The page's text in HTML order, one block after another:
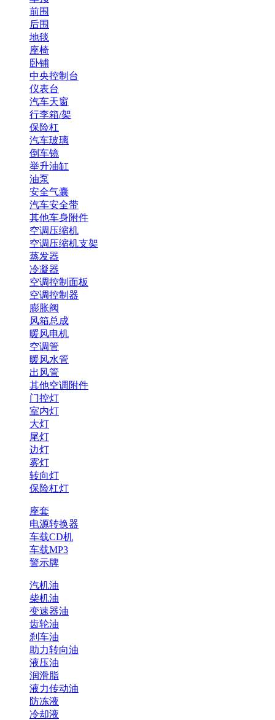
前围
后围
地毯
座椅
卧铺
中央控制台
仪表台
汽车天窗
行李箱/架
保险杠
汽车玻璃
倒车镜
举升油缸
油泵
安全气囊
汽车安全带
其他车身附件
空调压缩机
空调压缩机支架
蒸发器
冷凝器
空调控制面板
空调控制器
膨胀阀
风箱总成
暖风电机
空调管
暖风水管
出风管
其他空调附件
门控灯
室内灯
大灯
尾灯
边灯
雾灯
转向灯
保险杠灯
座套
电源转换器
车载CD机
车载MP3
警示牌
汽机油
柴机油
变速器油
齿轮油
刹车油
助力转向油
液压油
润滑脂
液力传动油
防冻液
冷却液